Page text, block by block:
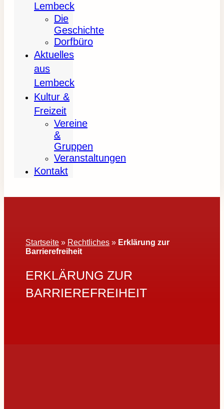
Lembeck
Die
Geschichte
Dorfbüro
Aktuelles
aus
Lembeck
Kultur &
Freizeit
Vereine
&
Gruppen
Veranstaltungen
Kontakt
Startseite » Rechtliches » Erklärung zur
Barrierefreiheit
ERKLÄRUNG ZUR
BARRIEREFREIHEIT